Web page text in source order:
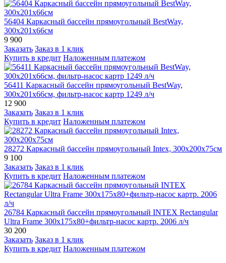
56404 Каркасный бассейн прямоугольный BestWay,
300х201х66см
9 900
Заказать Заказ в 1 клик
Купить в кредит Наложенным платежом
56411 Каркасный бассейн прямоугольный BestWay,
300х201х66см, фильтр-насос картр 1249 л/ч
12 900
Заказать Заказ в 1 клик
Купить в кредит Наложенным платежом
28272 Каркасный бассейн прямоугольный Intex, 300х200х75см
9 100
Заказать Заказ в 1 клик
Купить в кредит Наложенным платежом
26784 Каркасный бассейн прямоугольный INTEX Rectangular
Ultra Frame 300х175х80+фильтр-насос картр. 2006 л/ч
30 200
Заказать Заказ в 1 клик
Купить в кредит Наложенным платежом